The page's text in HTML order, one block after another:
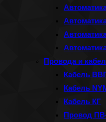
Провода и
Кабель
Кабель
Кабель КГ
Провод